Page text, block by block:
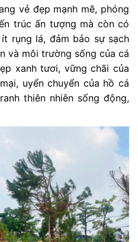
vẻ đẹp mạnh mẽ, phóng
trúc ấn tượng mà còn có
rụng lá, đảm bảo sự sạch
và môi trường sống của cá
xanh tươi, vững chãi của
uyển chuyển của hồ cá
thiên nhiên sống động,